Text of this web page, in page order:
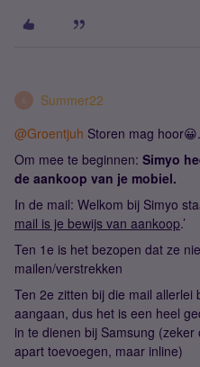
S Summer22
@Groentjuh Storen mag hoor😀.
Om mee te beginnen: Simyo
de aankoop van je mobiel.
In de mail: Welkom bij Simyo
mail is je bewijs van aankoop.’
Ten 1e is het bezopen dat ze
mailen/verstrekken
Ten 2e zitten bij die mail allerlei
aangaan, dus het is een heel
in te dienen bij Samsung
apart toevoegen, maar inline)